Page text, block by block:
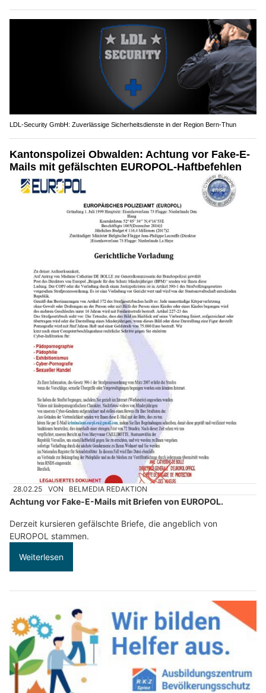
LDL-Security GmbH: Zuverlässige Sicherheitsdienste in der Region Bern-Thun
Kantonspolizei Obwalden: Achtung vor Fake-E-
Mails mit gefälschten EUROPOL-Haftbefehlen
28.02.25 VON BELMEDIA REDAKTION
Achtung vor Fake-E-Mails mit Briefen von EUROPOL.
Derzeit kursieren gefälschte Briefe, die angeblich von
EUROPOL stammen.
Weiterlesen